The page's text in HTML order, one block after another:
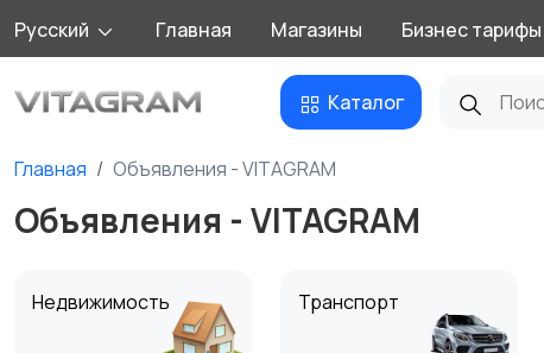
Русский Главная Магазины Бизнес тарифы
Каталог
Главная Объявления - VITAGRAM
Объявления - VITAGRAM
Недвижимость Транспорт